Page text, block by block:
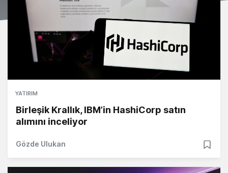
YATIRIM
Birleşik Krallık, IBM’in HashiCorp satın
alımını inceliyor
Gözde Ulukan